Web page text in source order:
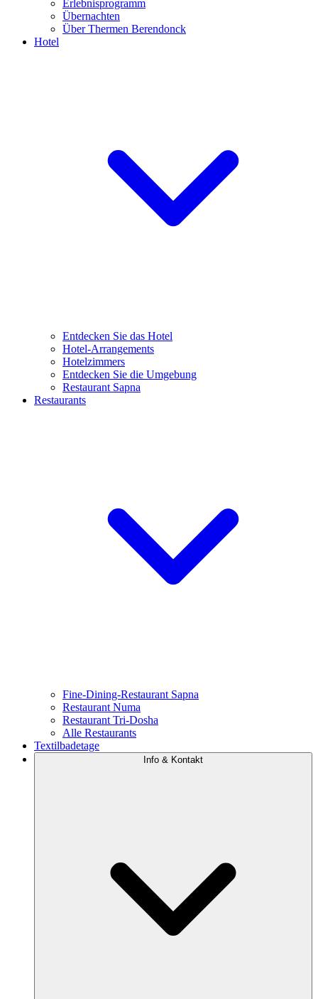
Erlebnisprogramm
Übernachten
Über Thermen Berendonck
Hotel
Entdecken Sie das Hotel
Hotel-Arrangements
Hotelzimmers
Entdecken Sie die Umgebung
Restaurant Sapna
Restaurants
Fine-Dining-Restaurant Sapna
Restaurant Numa
Restaurant Tri-Dosha
Alle Restaurants
Textilbadetage
Info & Kontakt